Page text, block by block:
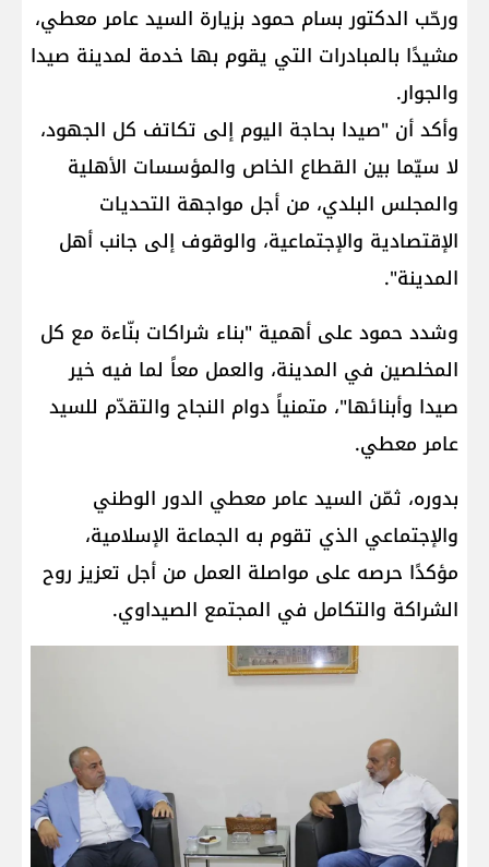
ورحّب الدكتور بسام حمود بزيارة السيد عامر معطي،
مشيدًا بالمبادرات التي يقوم بها خدمة لمدينة صيدا
والجوار.
وأكد أن "صيدا بحاجة اليوم إلى تكاتف كل الجهود،
لا سيّما بين القطاع الخاص والمؤسسات الأهلية
والمجلس البلدي، من أجل مواجهة التحديات
الإقتصادية والإجتماعية، والوقوف إلى جانب أهل
المدينة".
وشدد حمود على أهمية "بناء شراكات بنّاءة مع كل
المخلصين في المدينة، والعمل معاً لما فيه خير
صيدا وأبنائها"، متمنياً دوام النجاح والتقدّم للسيد
عامر معطي.
بدوره، ثمّن السيد عامر معطي الدور الوطني
والإجتماعي الذي تقوم به الجماعة الإسلامية،
مؤكدًا حرصه على مواصلة العمل من أجل تعزيز روح
الشراكة والتكامل في المجتمع الصيداوي.